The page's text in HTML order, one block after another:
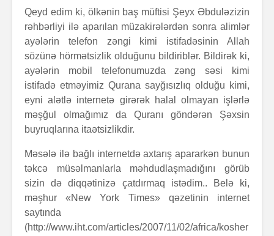
Qeyd edim ki, ölkənin baş müftisi Şeyx Əbduləzizin
rəhbərliyi ilə aparılan müzakirələrdən sonra alimlər
ayələrin telefon zəngi kimi istifadəsinin Allah
sözünə hörmətsizlik olduğunu bildiriblər. Bildirək ki,
ayələrin mobil telefonumuzda zəng səsi kimi
istifadə etməyimiz Qurana sayğısızlıq olduğu kimi,
eyni alətlə internetə girərək halal olmayan işlərlə
məşğul olmağımız da Quranı göndərən Şəxsin
buyruqlarına itaətsizlikdir.
Məsələ ilə bağlı internetdə axtarış apararkən bunun
təkcə müsəlmanlarla məhdudlaşmadığını görüb
sizin də diqqətinizə çatdırmaq istədim.. Belə ki,
məşhur «New York Times» qəzetinin internet
saytında
(http://www.iht.com/articles/2007/11/02/africa/kosher